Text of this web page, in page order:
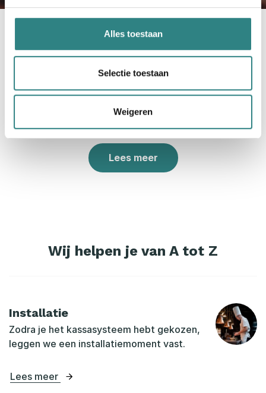
Alles toestaan
Selectie toestaan
Weigeren
We hebben integraties met
HoistGroup, Mews, Deliverect, The
Fork en anderen.
Lees meer
Wij helpen je van A tot Z
Installatie
Zodra je het kassasysteem hebt gekozen,
leggen we een installatiemoment vast.
Lees meer